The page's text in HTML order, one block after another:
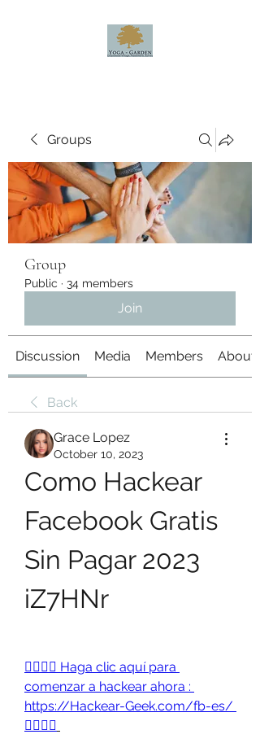
Groups
Group
Public · 34 members
Join
Discussion Media Members About
Back
Grace Lopez
October 10, 2023
Como Hackear
Facebook Gratis
Sin Pagar 2023
iZ7HNr
👉🏻👉🏻 Haga clic aquí para
comenzar a hackear ahora :
https://Hackear-Geek.com/fb-es/
👈🏻👈🏻